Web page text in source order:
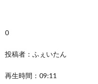
0
投稿者：ふぇいたん
再生時間：09:11